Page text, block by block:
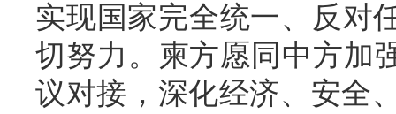
实现国家完全统一、反对
切努力。柬方愿同中方加
议对接，深化经济、安全